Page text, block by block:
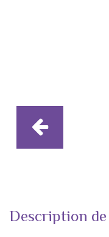
Description